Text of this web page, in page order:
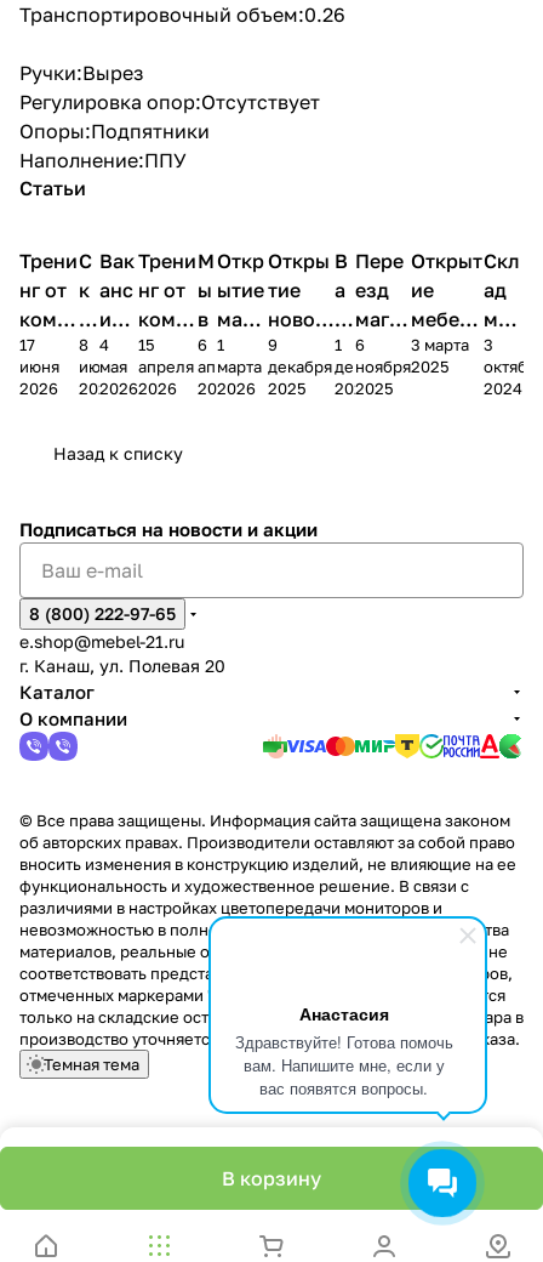
Анастасия
Здравствуйте! Готова помочь
вам. Напишите мне, если у
вас появятся вопросы.
Транспортировочный объем:0.26
Ручки:Вырез
Регулировка опор:Отсутствует
Опоры:Подпятники
Наполнение:ППУ
Статьи
Трени
нг от
комп
ании
Мело
17
июня
2026
С
к
и
д
к
2
8
июня
2026
Вак
анс
ия в
Чеб
окс
4
мая
2026
Трени
нг от
комп
ании
Мело
15
апреля
2026
М
ы
в
М
А
6
апреля
2026
Откр
ытие
мага
зина
в
1
марта
2026
Откры
тие
новог
о
магаз
9
декабря
2025
В
а
к
а
н
1
декабря
2025
Пере
езд
магаз
ина в
г.
6
ноября
2025
Открыт
ие
мебель
ного
салона
3 марта
2025
Скл
ад
меб
ели
пер
3
2024
Назад к списку
В корзину
Подписаться на новости и акции
8 (800) 222-97-65
e.shop@mebel-21.ru
г. Канаш, ул. Полевая 20
Каталог
О компании
© Все права защищены. Информация сайта защищена законом
об авторских правах. Производители оставляют за собой право
вносить изменения в конструкцию изделий, не влияющие на ее
функциональность и художественное решение. В связи с
различиями в настройках цветопередачи мониторов и
невозможностью в полной мере передать некоторые свойства
материалов, реальные оттенки и текстуры продукции могут не
соответствовать представленным на сайте. Стоимость товаров,
отмеченных маркерами "Скидка!" и "Акция!" распространяется
только на складские остатки. Стоимость заказа данного товара в
производство уточняется у менеджера при оформлении заказа.
Темная тема